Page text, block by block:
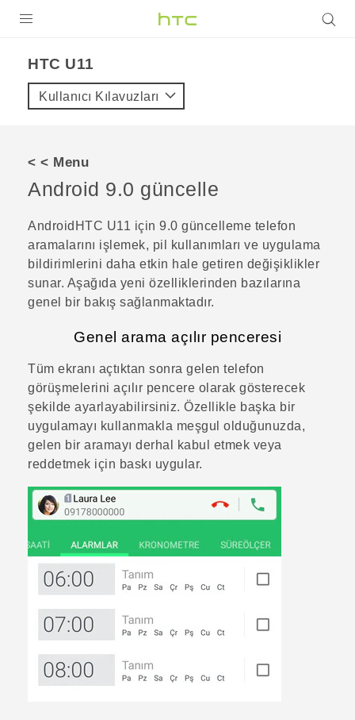
VIVE
VIVERSE
DESTEK
HTC U11‎
Kullanıcı Kılavuzları
< < Menu
Android 9.0 güncelle
Android HTC U11 için 9.0 güncelleme telefon
aramalarını işlemek, pil kullanımları ve uygulama
bildirimlerini daha etkin hale getiren değişiklikler
sunar. Aşağıda yeni özelliklerinden bazılarına
genel bir bakış sağlanmaktadır.
Genel arama açılır penceresi
Tüm ekranı açtıktan sonra gelen telefon
görüşmelerini açılır pencere olarak gösterecek
şekilde ayarlayabilirsiniz. Özellikle başka bir
uygulamayı kullanmakla meşgul olduğunuzda,
gelen bir aramayı derhal kabul etmek veya
reddetmek için baskı uygular.